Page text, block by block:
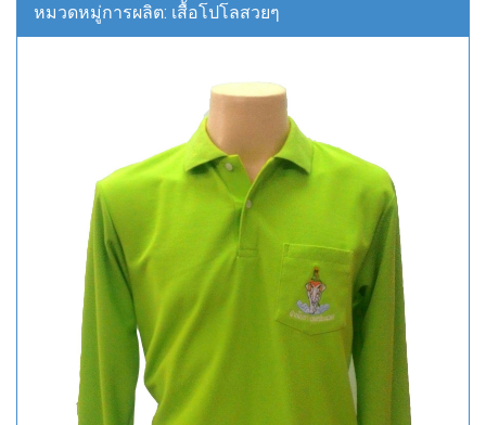
หมวดหมู่การผลิต: เสื้อโปโลสวยๆ